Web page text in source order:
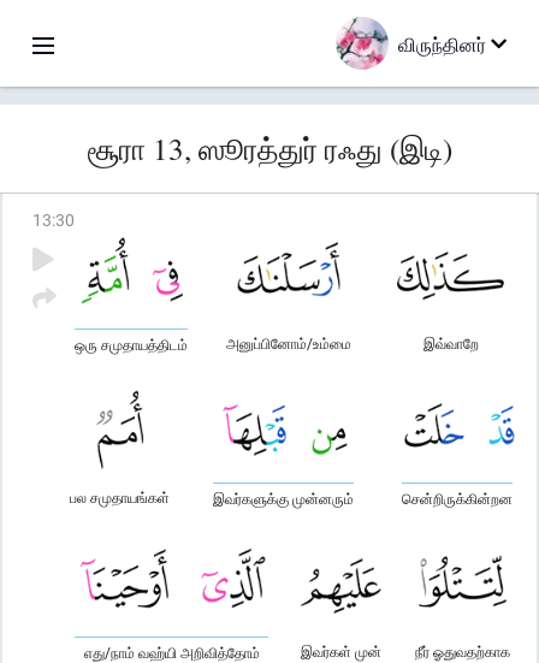
விருந்தினர்
சூரா 13, ஸூரத்துர் ரஃது (இடி)
13:30
இவ்வாறே
அனுப்பினோம்/உம்மை
ஒரு சமுதாயத்திடம்
சென்றிருக்கின்றன
இவர்களுக்கு முன்னரும்
பல சமுதாயங்கள்
நீர் ஓதுவதற்காக
இவர்கள் முன்
எது/நாம் வஹ்யி அறிவித்தோம்